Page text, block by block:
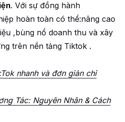
. Với sự đồng hành
hoàn toàn có thể:nâng cao
,bùng nổ doanh thu và xây
trên nền tảng Tiktok .
nhanh và đơn giản chỉ
Tác: Nguyên Nhân & Cách